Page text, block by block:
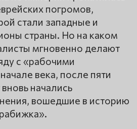
погромов,
стали западные и
страны. Но на каком
мгновенно делают
с «рабочими
века, после пяти
начались
вошедшие в историю